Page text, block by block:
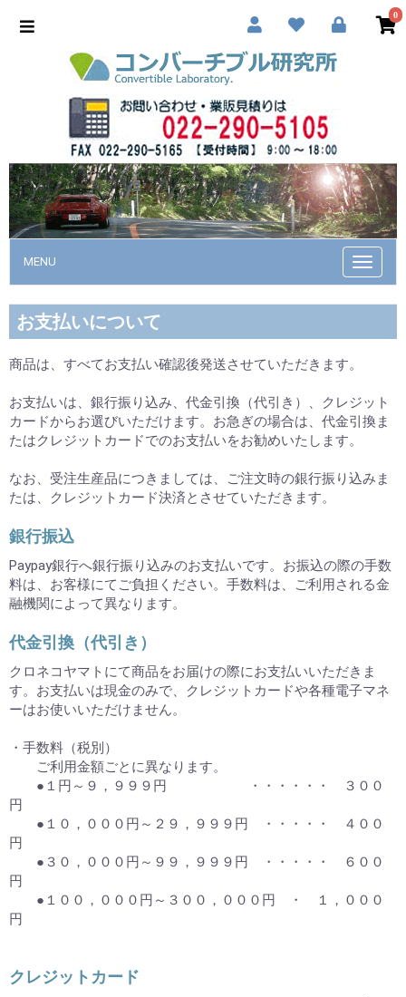
0
Toggle
MENU
お支払いについて
商品は、すべてお支払い確認後発送させていただきます。
お支払いは、銀行振り込み、代金引換（代引き）、クレジット
カードからお選びいただけます。お急ぎの場合は、代金引換ま
たはクレジットカードでのお支払いをお勧めいたします。
なお、受注生産品につきましては、ご注文時の銀行振り込みま
たは、クレジットカード決済とさせていただきます。
銀行振込
Paypay銀行へ銀行振り込みのお支払いです。お振込の際の手数
料は、お客様にてご負担ください。手数料は、ご利用される金
融機関によって異なります。
代金引換（代引き）
クロネコヤマトにて商品をお届けの際にお支払いいただきま
す。お支払いは現金のみで、クレジットカードや各種電子マネ
ーはお使いいただけません。
・手数料（税別）
ご利用金額ごとに異なります。
●１円～９，９９９円 ・・・・・・ ３００
円
●１０，０００円～２９，９９９円 ・・・・・ ４００
円
●３０，０００円～９９，９９９円 ・・・・・ ６００
円
●１００，０００円～３００，０００円 ・ １，０００
円
クレジットカード